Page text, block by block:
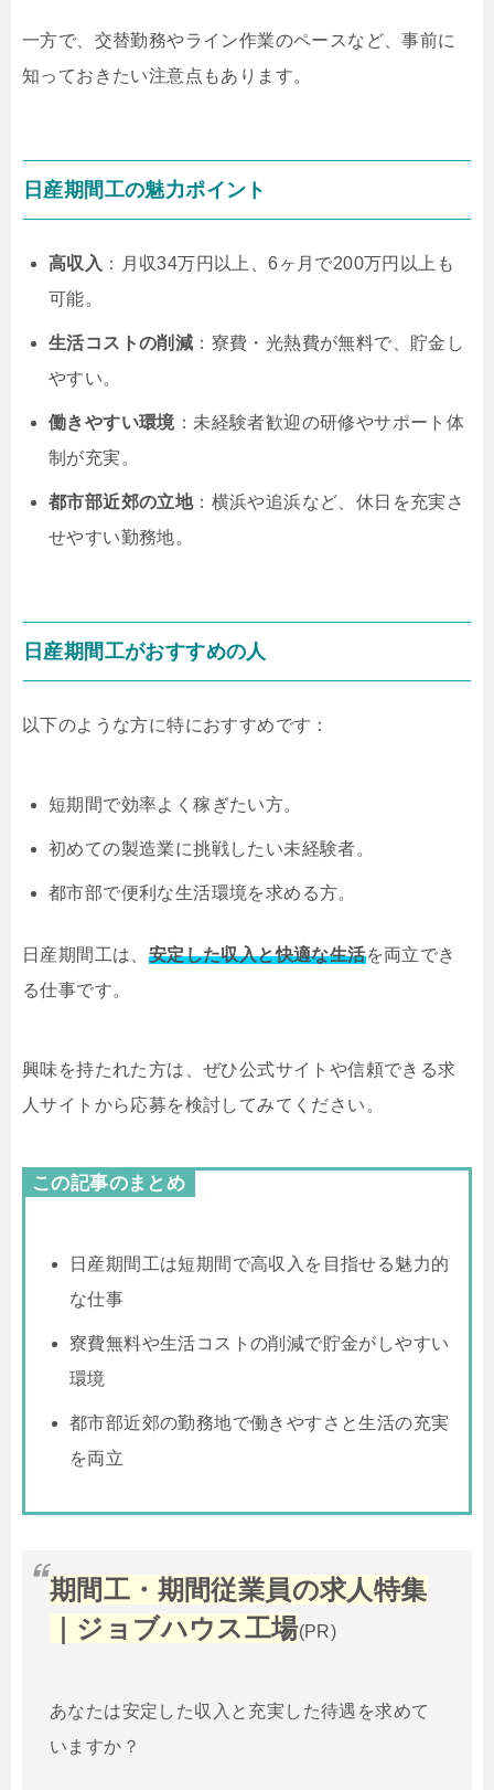
一方で、交替勤務やライン作業のペースなど、事前に
知っておきたい注意点もあります。
日産期間工の魅力ポイント
高収入 ：月収34万円以上、6ヶ月で200万円以上も
可能。
生活コストの削減 ：寮費・光熱費が無料で、貯金し
やすい。
働きやすい環境：未経験者歓迎の研修やサポート体
制が充実。
都市部近郊の立地：横浜や追浜など、休日を充実さ
せやすい勤務地。
日産期間工がおすすめの人
以下のような方に特におすすめです：
短期間で効率よく稼ぎたい方。
初めての製造業に挑戦したい未経験者。
都市部で便利な生活環境を求める方。
日産期間工は、 安定した収入と快適な生活を両立でき
る仕事です。
興味を持たれた方は、ぜひ公式サイトや信頼できる求
人サイトから応募を検討してみてください。
この記事のまとめ
日産期間工は短期間で高収入を目指せる魅力的
な仕事
寮費無料や生活コストの削減で貯金がしやすい
環境
都市部近郊の勤務地で働きやすさと生活の充実
を両立
期間工・期間従業員の求人特集
｜ジョブハウス工場(PR)
あなたは安定した収入と充実した待遇を求めて
いますか？